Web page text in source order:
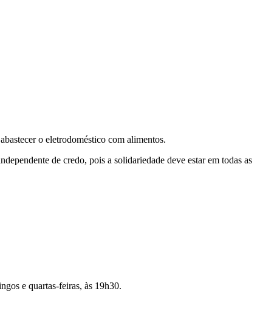
o eletrodoméstico com alimentos.
de credo, pois a solidariedade deve estar em todas as
e quartas-feiras, às 19h30.